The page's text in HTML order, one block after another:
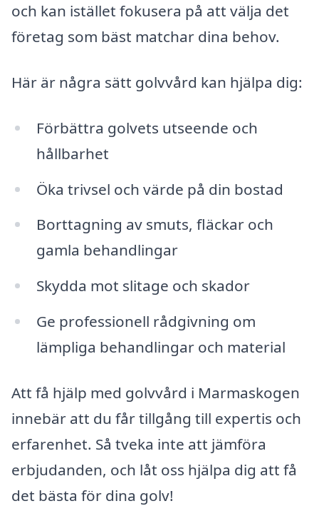
och kan istället fokusera på att välja det
företag som bäst matchar dina behov.
Här är några sätt golvvård kan hjälpa dig:
Förbättra golvets utseende och
hållbarhet
Öka trivsel och värde på din bostad
Borttagning av smuts, fläckar och
gamla behandlingar
Skydda mot slitage och skador
Ge professionell rådgivning om
lämpliga behandlingar och material
Att få hjälp med golvvård i Marmaskogen
innebär att du får tillgång till expertis och
erfarenhet. Så tveka inte att jämföra
erbjudanden, och låt oss hjälpa dig att få
det bästa för dina golv!